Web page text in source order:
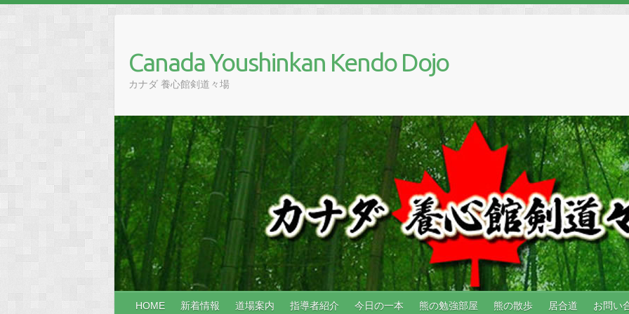
content
Canada Youshinkan Kendo Dojo
カナダ 養心館剣道々場
HOME 新着情報 道場案内 指導者紹介 今日の一本 熊の勉強部屋 熊の散歩 居合道 お問い